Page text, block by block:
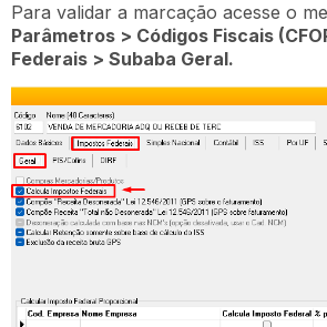
Para validar a marcação acesse o
Parâmetros > Códigos Fiscais
Federais > Subaba Geral.